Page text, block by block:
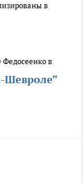
в
Федосеенко в
Шевроле"